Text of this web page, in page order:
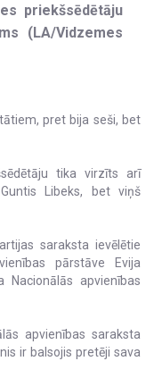
priekšsēdētāju
(LA/Vidzemes
pret bija seši, bet
tika virzīts arī
Libeks, bet viņš
saraksta ievēlētie
pārstāve Evija
apvienības
apvienības saraksta
ir balsojis pretēji sava